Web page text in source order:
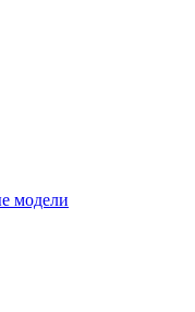
модели